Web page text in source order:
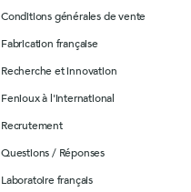
Conditions générales de vente
Fabrication française
Recherche et innovation
Fenioux à l'international
Recrutement
Questions / Réponses
Laboratoire français